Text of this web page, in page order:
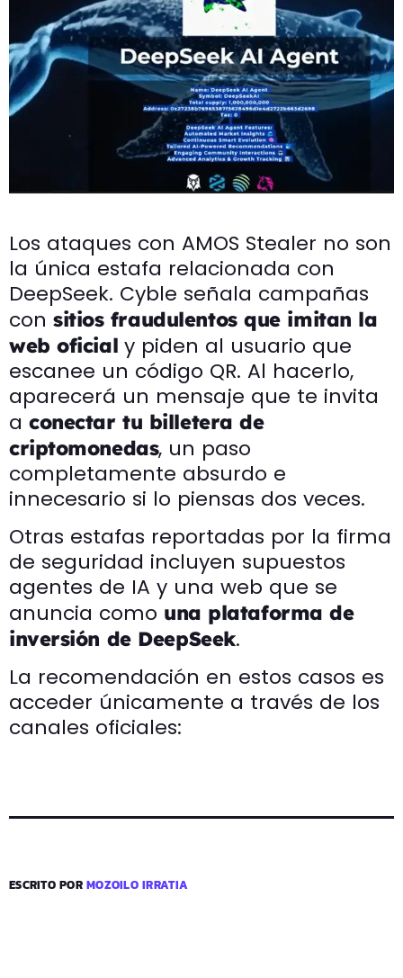
Los ataques con AMOS Stealer no son
la única estafa relacionada con
DeepSeek. Cyble señala campañas
con sitios fraudulentos que imitan la
web oficial y piden al usuario que
escanee un código QR. Al hacerlo,
aparecerá un mensaje que te invita
a conectar tu billetera de
criptomonedas, un paso
completamente absurdo e
innecesario si lo piensas dos veces.
Otras estafas reportadas por la firma
de seguridad incluyen supuestos
agentes de IA y una web que se
anuncia como una plataforma de
inversión de DeepSeek.
La recomendación en estos casos es
acceder únicamente a través de los
canales oficiales:
ESCRITO PORMOZOILO IRRATIA